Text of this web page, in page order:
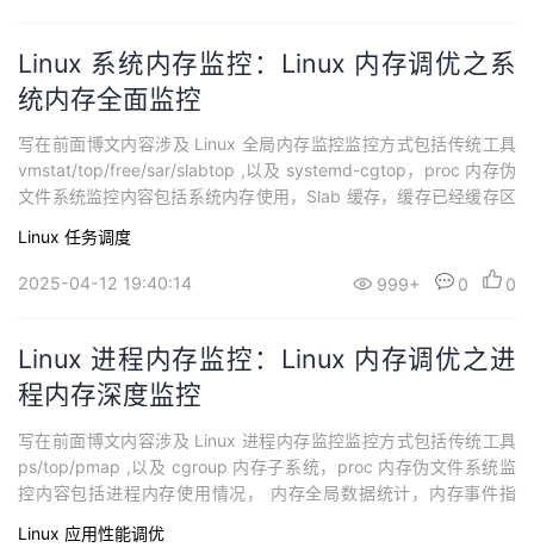
Linux 系统内存监控：Linux 内存调优之系
统内存全面监控
写在前面博文内容涉及 Linux 全局内存监控监控方式包括传统工具
vmstat/top/free/sar/slabtop ,以及 systemd-cgtop，proc 内存伪
文件系统监控内容包括系统内存使用，​Slab 缓存，缓存已经缓存区
功名、千秋霸业、万古流芳，与一件事情相比，其实算不了什么。
这件事情就是——用你喜欢的方...
Linux 任务调度
2025-04-12 19:40:14 999+ 0 0
Linux 进程内存监控：Linux 内存调优之进
程内存深度监控
写在前面博文内容涉及 Linux 进程内存监控监控方式包括传统工具
ps/top/pmap ,以及 cgroup 内存子系统，proc 内存伪文件系统监
控内容包括进程内存使用情况， 内存全局数据统计，内存事件指
我看远山，远山悲悯持续分享技术干货，感兴趣小伙伴可以关注下 ^
Linux 应用性能调优